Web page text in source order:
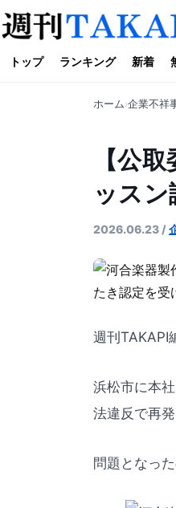
トップ ランキング 新着
ホーム 企業不祥
【公
ッス
2026.06.23 /
週刊TAKAPI
浜松市に本
法違反で再
問題となっ